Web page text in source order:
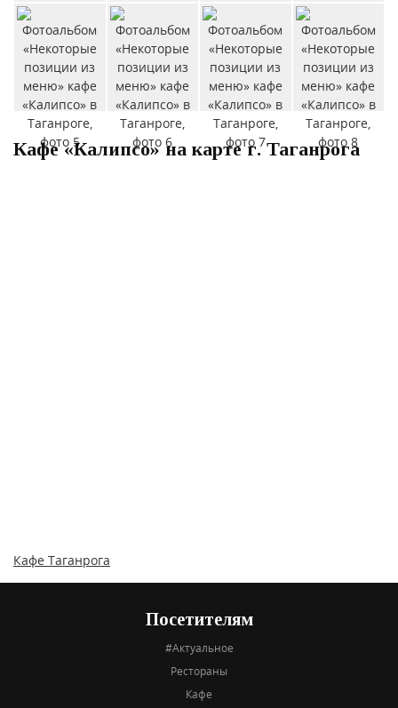
Кафе «Калипсо» на карте г. Таганрога
Кафе Таганрога
Посетителям
#Актуальное
Рестораны
Кафе